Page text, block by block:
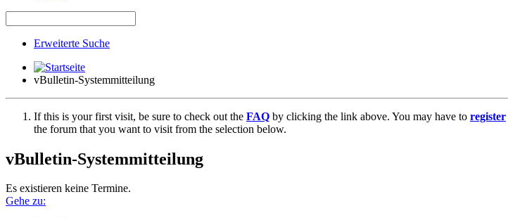
Erweiterte Suche
vBulletin-Systemmitteilung
If this is your first visit, be sure to check out the FAQ by clicking the link above. You may have to register
the forum that you want to visit from the selection below.
vBulletin-Systemmitteilung
Es existieren keine Termine.
Gehe zu: